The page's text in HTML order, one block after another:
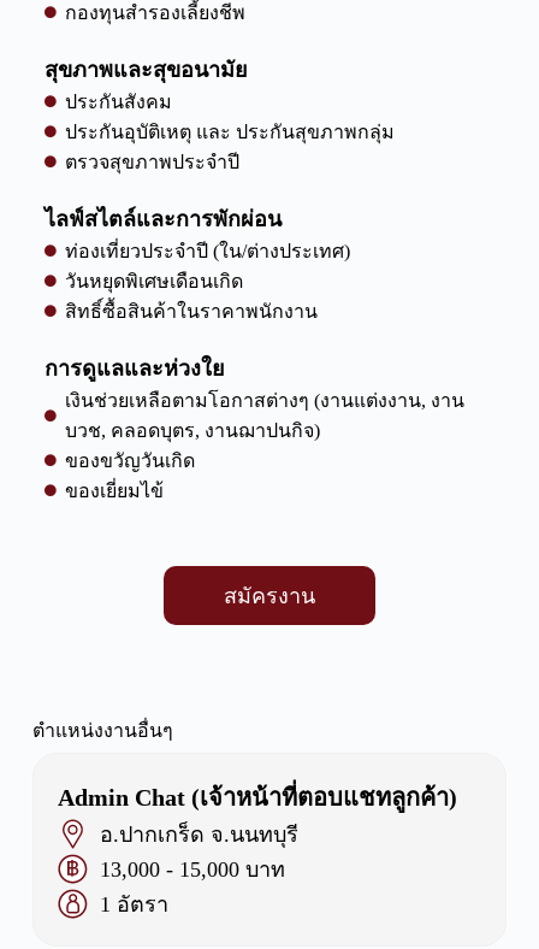
กองทุนสำรองเลี้ยงชีพ
สุขภาพและสุขอนามัย
ประกันสังคม
ประกันอุบัติเหตุ และ ประกันสุขภาพกลุ่ม
ตรวจสุขภาพประจำปี
ไลฟ์สไตล์และการพักผ่อน
ท่องเที่ยวประจำปี (ใน/ต่างประเทศ)
วันหยุดพิเศษเดือนเกิด
สิทธิ์ซื้อสินค้าในราคาพนักงาน
การดูแลและห่วงใย
เงินช่วยเหลือตามโอกาสต่างๆ (งานแต่งงาน, งาน
บวช, คลอดบุตร, งานฌาปนกิจ)
ของขวัญวันเกิด
ของเยี่ยมไข้
สมัครงาน
ตำแหน่งงานอื่นๆ
Admin Chat (เจ้าหน้าที่ตอบแชทลูกค้า)
อ.ปากเกร็ด จ.นนทบุรี
13,000 - 15,000 บาท
1 อัตรา